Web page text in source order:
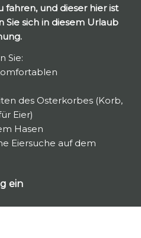
fahren, und dieser hier ist
Sie sich in diesem Urlaub
Sie:
des Osterkorbes (Korb,
Eier)
Hasen
Eiersuche auf dem
ein